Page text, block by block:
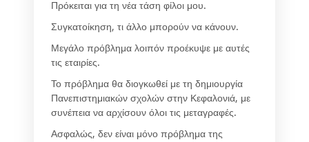
Πρόκειται για τη νέα τάση φίλοι μου.
Συγκατοίκηση, τι άλλο μπορούν να κάνουν.
Μεγάλο πρόβλημα λοιπόν προέκυψε με αυτές
τις εταιρίες.
Το πρόβλημα θα διογκωθεί με τη δημιουργία
Πανεπιστημιακών σχολών στην Κεφαλονιά, με
συνέπεια να αρχίσουν όλοι τις μεταγραφές.
Ασφαλώς, δεν είναι μόνο πρόβλημα της